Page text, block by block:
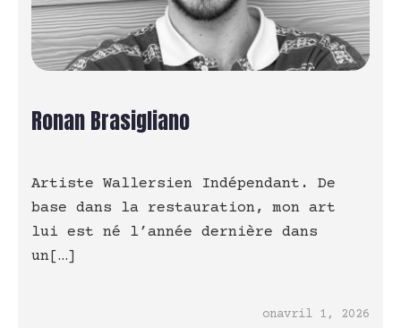
Ronan Brasigliano
Artiste Wallersien Indépendant. De
base dans la restauration, mon art
lui est né l’année dernière dans
un[…]
onavril 1, 2026